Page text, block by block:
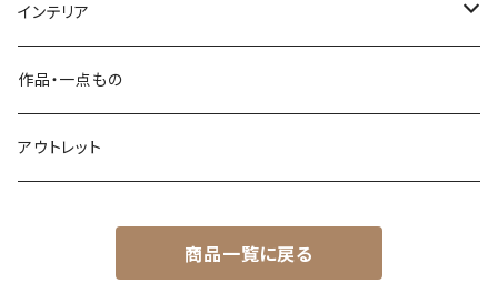
その他
石を抱く竹（ペーパーウェイト）
その他
菜箸
楊枝
インテリア
屑かご
脱衣かご
作品・一点もの
アウトレット
商品一覧に戻る